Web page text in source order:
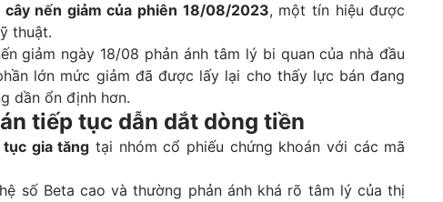
cây nến giảm của phiên 18/08/2023, một tín hiệu được
thuật.
giảm ngày 18/08 phản ánh tâm lý bi quan của nhà đầu
lớn mức giảm đã được lấy lại cho thấy lực bán đang
dần ổn định hơn.
tiếp tục dẫn dắt dòng tiền
gia tăng tại nhóm cổ phiếu chứng khoán với các mã
số Beta cao và thường phản ánh khá rõ tâm lý của thị